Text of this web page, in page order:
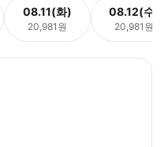
08.11(화)
20,981원
08.12(수)
20,981원